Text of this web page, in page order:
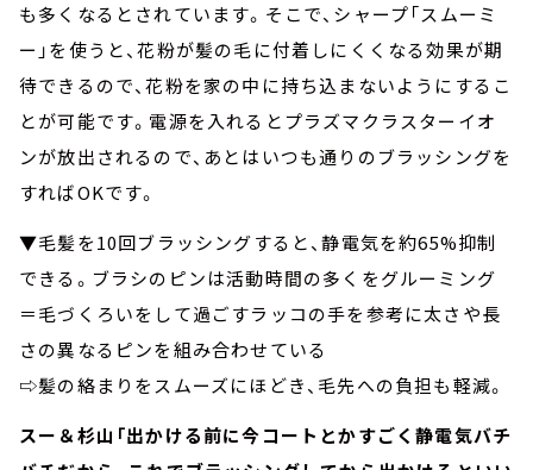
も多くなるとされています。そこで、シャープ「スムーミ
ー」を使うと、花粉が髪の毛に付着しにくくなる効果が期
待できるので、花粉を家の中に持ち込まないようにするこ
とが可能です。電源を入れるとプラズマクラスターイオ
ンが放出されるので、あとはいつも通りのブラッシングを
すればOKです。
▼毛髪を10回ブラッシングすると、静電気を約65%抑制
できる。ブラシのピンは活動時間の多くをグルーミング
＝毛づくろいをして過ごすラッコの手を参考に太さや長
さの異なるピンを組み合わせている
⇨髪の絡まりをスムーズにほどき、毛先への負担も軽減。
スー＆杉山「出かける前に今コートとかすごく静電気バチ